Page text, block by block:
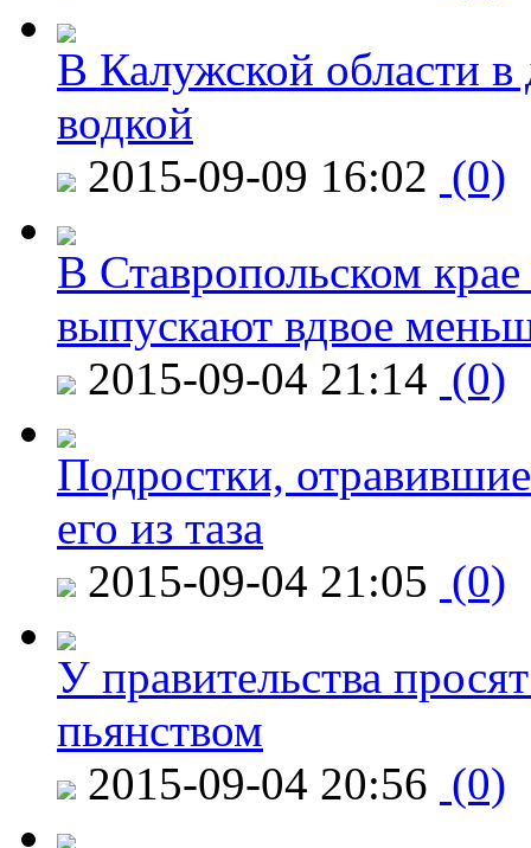
В Калужской области в
водкой
2015-09-09 16:02 (0)
В Ставропольском
выпускают вдвое
2015-09-04 21:14 (0)
Подростки,
его из таза
2015-09-04 21:05 (0)
У правительства
пьянством
2015-09-04 20:56 (0)